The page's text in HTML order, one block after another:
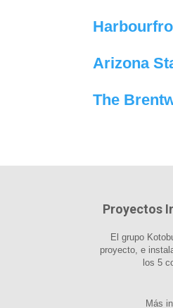
Arizona
The
Proyectos
El grupo
proyecto, e
los 5
Más